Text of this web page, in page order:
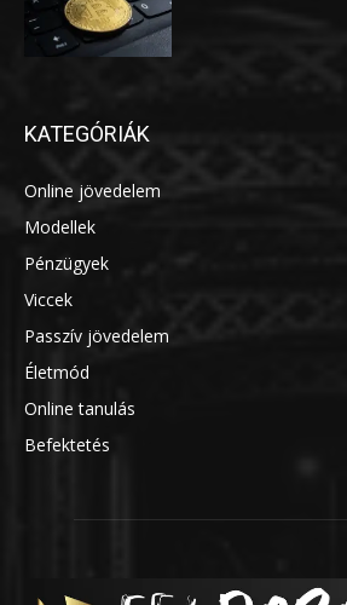
KATEGÓRIÁK
Online jövedelem
Modellek
Pénzügyek
Viccek
Passzív jövedelem
Életmód
Online tanulás
Befektetés